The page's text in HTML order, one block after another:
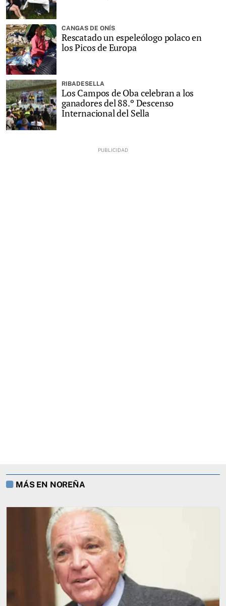
CANGAS DE ONÍS
Rescatado un espeleólogo polaco en
los Picos de Europa
RIBADESELLA
Los Campos de Oba celebran a los
ganadores del 88.º Descenso
Internacional del Sella
MÁS EN NOREÑA